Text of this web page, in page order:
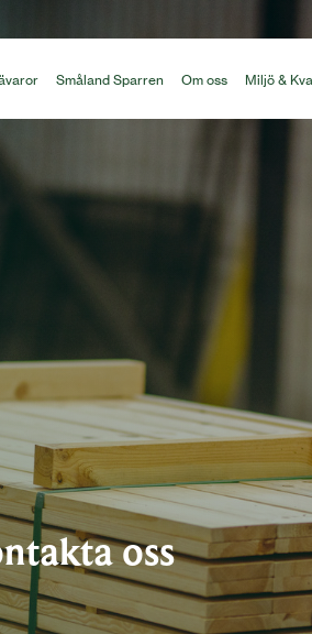
Småland Sparren Om oss Miljö &
oss